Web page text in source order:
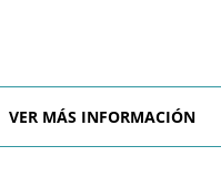
VER MÁS INFORMACIÓN